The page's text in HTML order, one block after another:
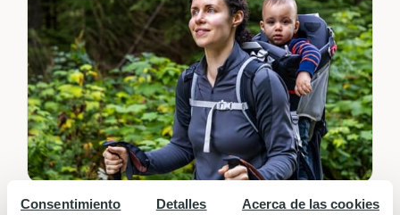
Consentimiento Detalles Acerca de las cookies